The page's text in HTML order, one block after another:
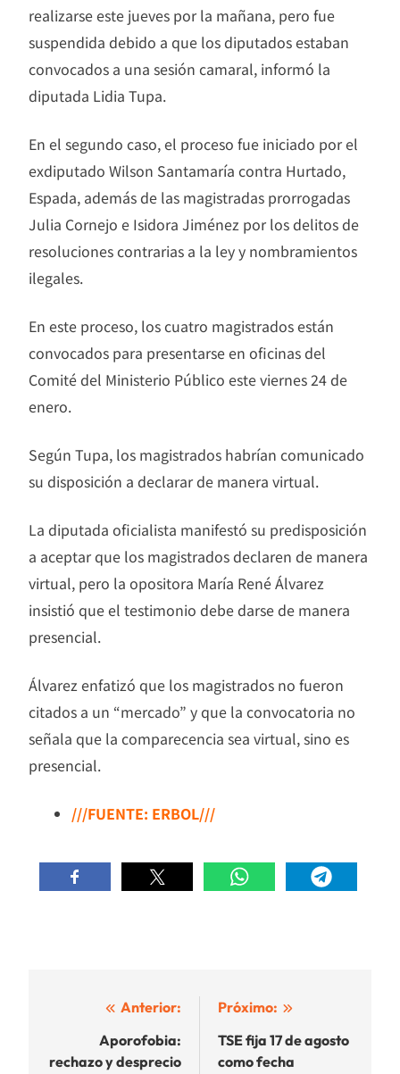
realizarse este jueves por la mañana, pero fue
suspendida debido a que los diputados estaban
convocados a una sesión camaral, informó la
diputada Lidia Tupa.
En el segundo caso, el proceso fue iniciado por el
exdiputado Wilson Santamaría contra Hurtado,
Espada, además de las magistradas prorrogadas
Julia Cornejo e Isidora Jiménez por los delitos de
resoluciones contrarias a la ley y nombramientos
ilegales.
En este proceso, los cuatro magistrados están
convocados para presentarse en oficinas del
Comité del Ministerio Público este viernes 24 de
enero.
Según Tupa, los magistrados habrían comunicado
su disposición a declarar de manera virtual.
La diputada oficialista manifestó su predisposición
a aceptar que los magistrados declaren de manera
virtual, pero la opositora María René Álvarez
insistió que el testimonio debe darse de manera
presencial.
Álvarez enfatizó que los magistrados no fueron
citados a un “mercado” y que la convocatoria no
señala que la comparecencia sea virtual, sino es
presencial.
///FUENTE: ERBOL///
Navegación
Anterior:
Aporofobia:
rechazo y desprecio
Próximo:
TSE fija 17 de agosto
como fecha